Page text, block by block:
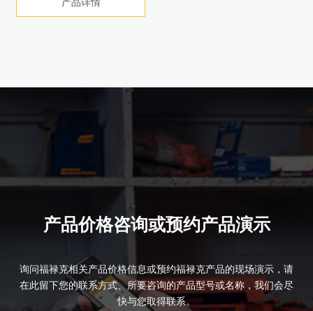
产品详情
产品详情
产品详情
产品详情
产品价格咨询或预约产品演示
询问福禄克相关产品价格信息或预约福禄克产品的现场演示，请
在此留下您的联系方式、所要咨询的产品型号或名称，我们会尽
快与您取得联系。